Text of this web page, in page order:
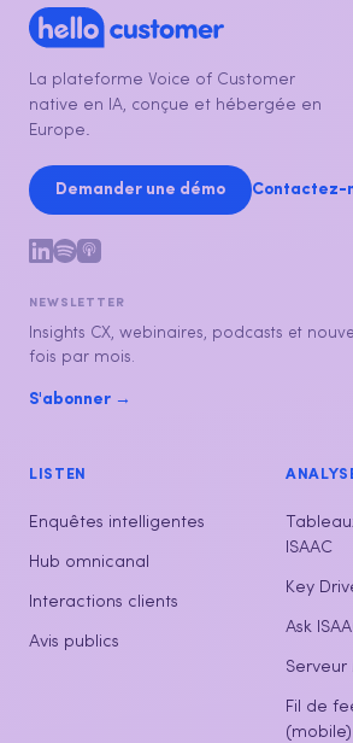
La plateforme Voice of Customer
native en IA, conçue et hébergée en
Europe.
Demander une démo Contactez-
NEWSLETTER
Insights CX, webinaires, podcasts et
fois par mois.
S'abonner →
LISTEN
Enquêtes intelligentes
Hub omnicanal
Interactions clients
Avis publics
ISAAC
Key
Ask
Serveur
Fil de
(mobile)